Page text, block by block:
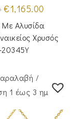
Original
price
was:
€1,380.00.
€1,165.00
είναι:
€1,165.00.
Aλυσίδα
Χρυσός
/
1 έως 3 ημέρες